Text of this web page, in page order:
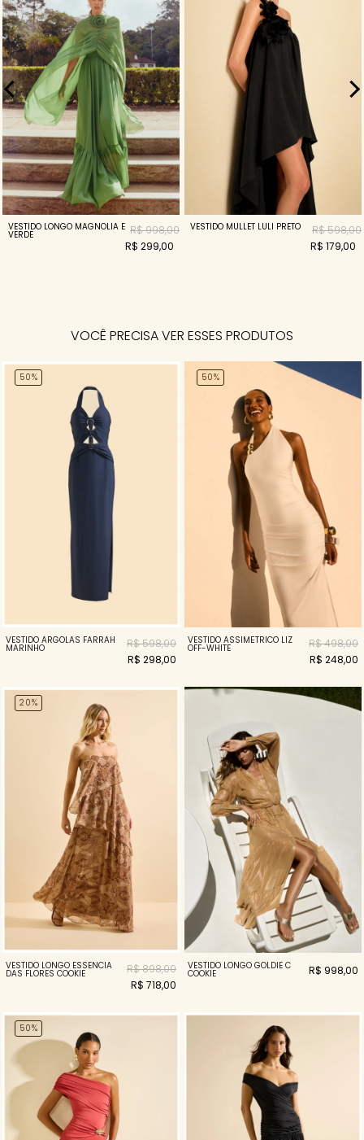
VESTIDO LONGO MAGNOLIA E
VERDE
R$ 998,00
R$ 299,00
VESTIDO MULLET LULI PRETO
R$ 598,00
R$ 179,00
VOCÊ PRECISA VER ESSES PRODUTOS
50%
VESTIDO ARGOLAS FARRAH
MARINHO
R$ 598,00
R$ 298,00
50%
VESTIDO ASSIMÉTRICO LIZ
OFF-WHITE
R$ 498,00
R$ 248,00
20%
VESTIDO LONGO ESSENCIA
DAS FLORES COOKIE
R$ 898,00
R$ 718,00
VESTIDO LONGO GOLDIE C
COOKIE R$ 998,00
50%